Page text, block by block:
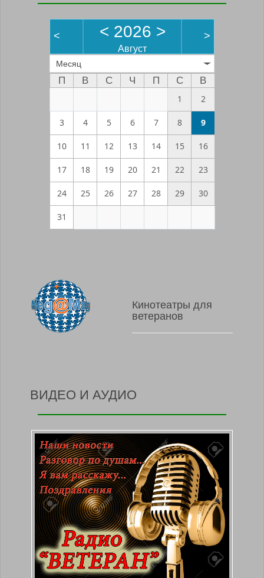
< < 2026 >
Август
>
Месяц
П В С Ч П С
В
1
2
3 4 5 6 7 8 9
10 11 12 13 14 15 16
17 18 19 20 21 22 23
24 25 26 27 28 29 30
31
Кинотеатры для
ветеранов
ВИДЕО И АУДИО